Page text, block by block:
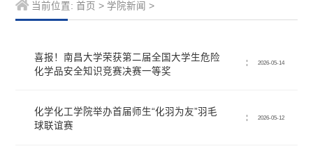
当前位置: 首页 > 学院新闻 >
喜报！南昌大学荣获第二届全国大学生危险
化学品安全知识竞赛决赛一等奖
2026-05-14
化学化工学院举办首届师生“化羽为友”羽毛
球联谊赛
2026-05-12